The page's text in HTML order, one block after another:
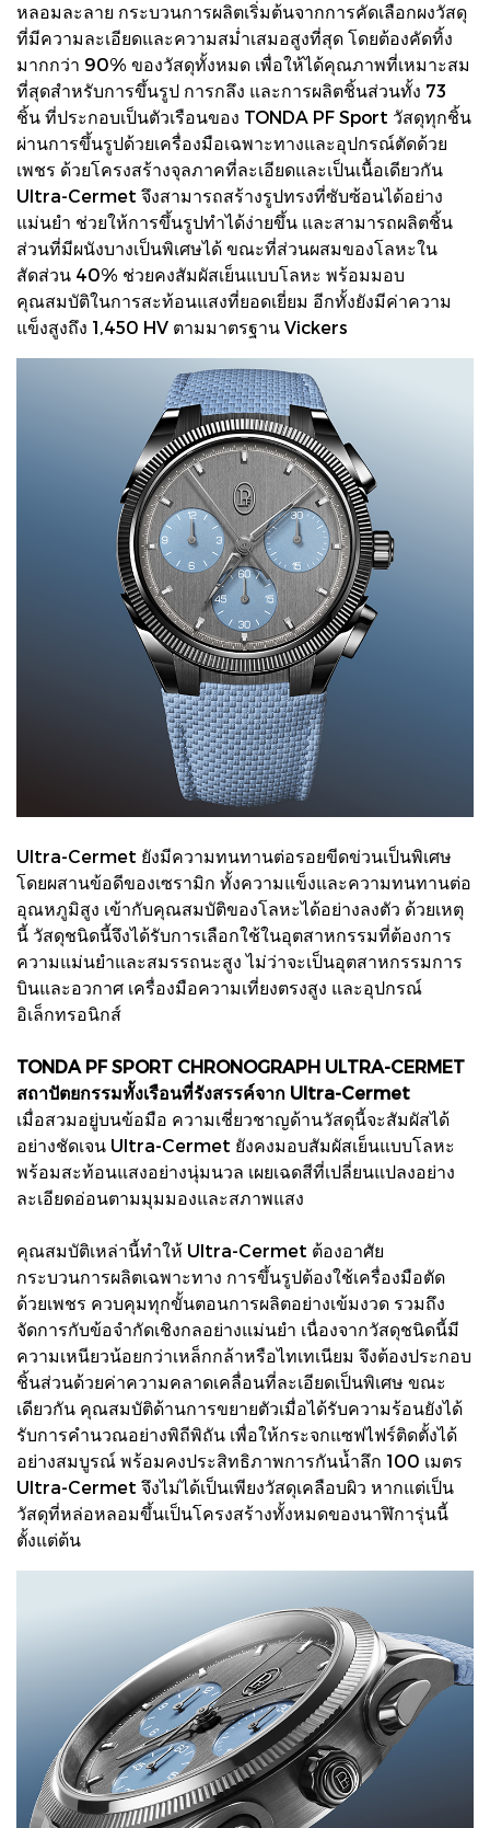
หลอมละลาย กระบวนการผลิตเริ่มต้นจากการคัดเลือกผงวัสดุ
ที่มีความละเอียดและความสม่ำเสมอสูงที่สุด โดยต้องคัดทิ้ง
มากกว่า 90% ของวัสดุทั้งหมด เพื่อให้ได้คุณภาพที่เหมาะสม
ที่สุดสำหรับการขึ้นรูป การกลึง และการผลิตชิ้นส่วนทั้ง 73
ชิ้น ที่ประกอบเป็นตัวเรือนของ TONDA PF Sport วัสดุทุกชิ้น
ผ่านการขึ้นรูปด้วยเครื่องมือเฉพาะทางและอุปกรณ์ตัดด้วย
เพชร ด้วยโครงสร้างจุลภาคที่ละเอียดและเป็นเนื้อเดียวกัน
Ultra-Cermet จึงสามารถสร้างรูปทรงที่ซับซ้อนได้อย่าง
แม่นยำ ช่วยให้การขึ้นรูปทำได้ง่ายขึ้น และสามารถผลิตชิ้น
ส่วนที่มีผนังบางเป็นพิเศษได้ ขณะที่ส่วนผสมของโลหะใน
สัดส่วน 40% ช่วยคงสัมผัสเย็นแบบโลหะ พร้อมมอบ
คุณสมบัติในการสะท้อนแสงที่ยอดเยี่ยม อีกทั้งยังมีค่าความ
แข็งสูงถึง 1,450 HV ตามมาตรฐาน Vickers
Ultra-Cermet ยังมีความทนทานต่อรอยขีดข่วนเป็นพิเศษ
โดยผสานข้อดีของเซรามิก ทั้งความแข็งและความทนทานต่อ
อุณหภูมิสูง เข้ากับคุณสมบัติของโลหะได้อย่างลงตัว ด้วยเหตุ
นี้ วัสดุชนิดนี้จึงได้รับการเลือกใช้ในอุตสาหกรรมที่ต้องการ
ความแม่นยำและสมรรถนะสูง ไม่ว่าจะเป็นอุตสาหกรรมการ
บินและอวกาศ เครื่องมือความเที่ยงตรงสูง และอุปกรณ์
อิเล็กทรอนิกส์
TONDA PF SPORT CHRONOGRAPH ULTRA-CERMET
สถาปัตยกรรมทั้งเรือนที่รังสรรค์จาก Ultra-Cermet
เมื่อสวมอยู่บนข้อมือ ความเชี่ยวชาญด้านวัสดุนี้จะสัมผัสได้
อย่างชัดเจน Ultra-Cermet ยังคงมอบสัมผัสเย็นแบบโลหะ
พร้อมสะท้อนแสงอย่างนุ่มนวล เผยเฉดสีที่เปลี่ยนแปลงอย่าง
ละเอียดอ่อนตามมุมมองและสภาพแสง
คุณสมบัติเหล่านี้ทำให้ Ultra-Cermet ต้องอาศัย
กระบวนการผลิตเฉพาะทาง การขึ้นรูปต้องใช้เครื่องมือตัด
ด้วยเพชร ควบคุมทุกขั้นตอนการผลิตอย่างเข้มงวด รวมถึง
จัดการกับข้อจำกัดเชิงกลอย่างแม่นยำ เนื่องจากวัสดุชนิดนี้มี
ความเหนียวน้อยกว่าเหล็กกล้าหรือไทเทเนียม จึงต้องประกอบ
ชิ้นส่วนด้วยค่าความคลาดเคลื่อนที่ละเอียดเป็นพิเศษ ขณะ
เดียวกัน คุณสมบัติด้านการขยายตัวเมื่อได้รับความร้อนยังได้
รับการคำนวณอย่างพิถีพิถัน เพื่อให้กระจกแซฟไฟร์ติดตั้งได้
อย่างสมบูรณ์ พร้อมคงประสิทธิภาพการกันน้ำลึก 100 เมตร
Ultra-Cermet จึงไม่ได้เป็นเพียงวัสดุเคลือบผิว หากแต่เป็น
วัสดุที่หล่อหลอมขึ้นเป็นโครงสร้างทั้งหมดของนาฬิการุ่นนี้
ตั้งแต่ต้น